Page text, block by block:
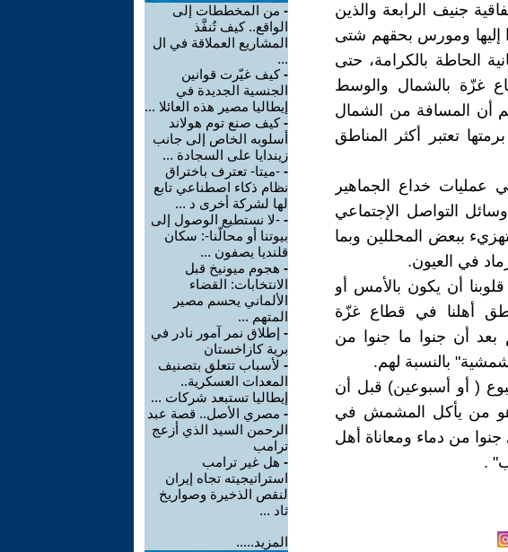
جنيف الرابعة والذين
إليها ومورس بحقهم شتى
الحاطة بالكرامة، حتى
غزّة بالشمال والوسط
أن المسافة من الشمال
تعتبر أكثر المناطق
خداع الجماهير
التواصل الإجتماعي
ببعض المحللين وبما
في العيون.
أن يكون بالأمس أو
أهلنا في قطاع غزّة
أن جنوا ما جنوا من
بالنسبة لهم.
( أو أسبوعين) قبل أن
هو من يأكل المشمش في
من دماء ومعاناة أهل
.
- من المخططات إلى
الواقع.. كيف تُنفَّذ
المشاريع العملاقة في ال
...
-كيف غيّرت قوانين
الجنسية الجديدة في
إيطاليا مصير هذه العائلا ...
-كيف صنع توم هولاند
أسلوبه الخاص إلى جانب
زيندايا على السجادة ...
- -ميتا- تعترف باختراق
نظام ذكاء اصطناعي تابع
لها لشركة أخرى د ...
- -لا نستطيع الوصول إلى
بيوتنا أو محالّنا-: سكان
قلنديا يصفون ...
- هجوم ميونيخ قبل
الانتخابات: القضاء
الألماني يحسم مصير
المتهم ...
- إطلاق نمر آمور نادر في
برية كازاخستان
- لأسباب تتعلق بتصنيف
المعدات العسكرية..
إيطاليا تستبعد شركات ...
- مصري الأصل.. قصة عبد
الرحمن السيد الذي أزعج
ترامب
- هل غير ترامب
استراتيجيته تجاه إيران
لنقص الذخيرة وصواريخ
ثاد ...
المزيد.....